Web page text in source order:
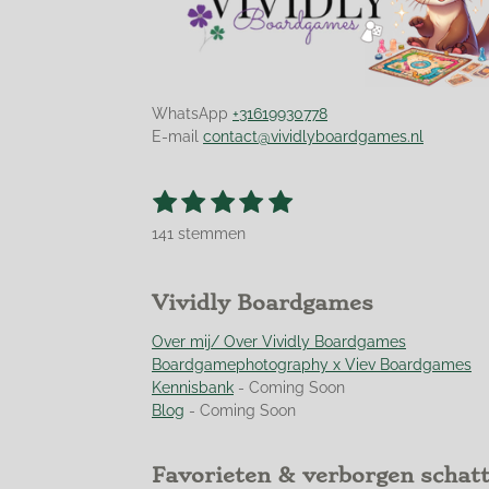
WhatsApp +31619930778
E-mail contact@vividlyboardgames.nl
R
t
n
g
:
4
.
9
3
1
s
r
2
s
r
r
e
n
3
s
r
r
e
n
4
s
r
r
e
n
5
r
r
e
n
S
n
141 stemmen
Vividly Boardgames
Over mij/ Over Vividly Boardgames
Boardgamephotography x Viev Boardgames
Kennisbank - Coming Soon
Blog - Coming Soon
Favorieten & verborgen